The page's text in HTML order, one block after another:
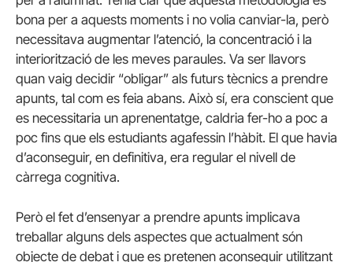
bona per a aquests moments i no volia canviar-la, però
necessitava augmentar l’atenció, la concentració i la
interiorització de les meves paraules. Va ser llavors
quan vaig decidir “obligar” als futurs tècnics a prendre
apunts, tal com es feia abans. Això sí, era conscient que
es necessitaria un aprenentatge, caldria fer-ho a poc a
poc fins que els estudiants agafessin l’hàbit. El que havia
d’aconseguir, en definitiva, era regular el nivell de
càrrega cognitiva.
Però el fet d’ensenyar a prendre apunts implicava
treballar alguns dels aspectes que actualment són
objecte de debat i que es pretenen aconseguir utilitzant